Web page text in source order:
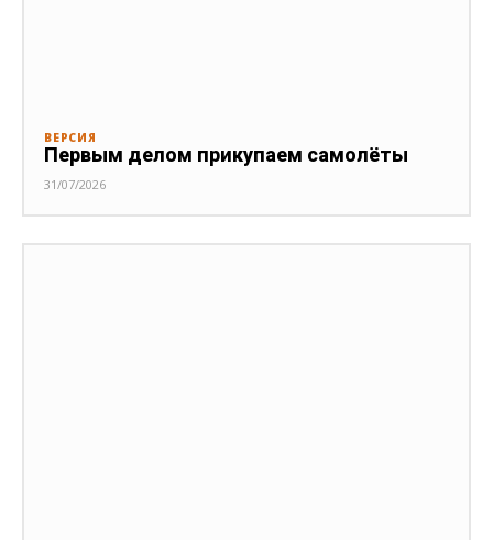
ВЕРСИЯ
Первым делом прикупаем самолёты
31/07/2026